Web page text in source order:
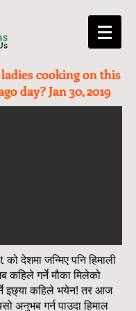
cooking on this
day? Jan 30, 2019
देशमा जन्मिए पनि हिमाली
कहिले गर्ने मौका मिलेको
इछ्या कहिले भयेन! तर आज
अनुभब गर्न पाउदा हिमाल